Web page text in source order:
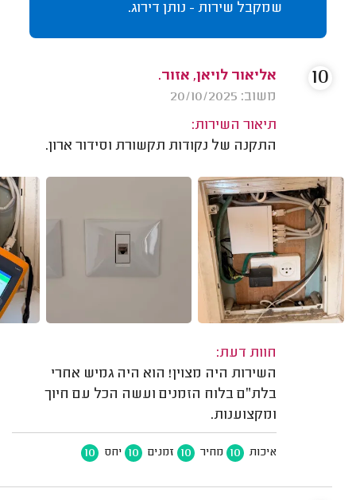
שמקבל שירות - נותן דירוג.
אליאור לויאן, אזור.
משוב: 20/10/2025
תיאור השירות:
התקנה של נקודות תקשורת וסידור ארון.
חוות דעת:
השירות היה מצוין! הוא היה גמיש אחרי
בלת״ם בלוח הזמנים ועשה הכל עם חיוך
ומקצוענות.
איכות 10 מחיר 10 זמנים 10 יחס 10
10